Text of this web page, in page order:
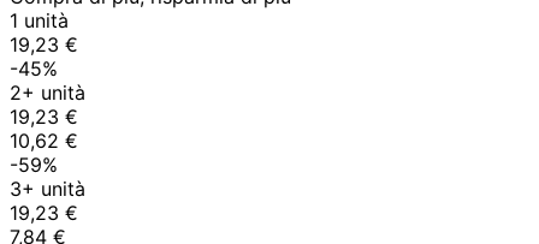
1 unità
19,23 €
-45%
2+ unità
19,23 €
10,62 €
-59%
3+ unità
19,23 €
7,84 €